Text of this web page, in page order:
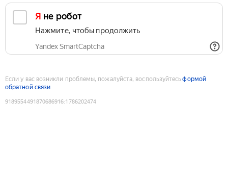
Я не робот
Нажмите, чтобы продолжить
Yandex SmartCaptcha
Если у вас возникли проблемы, пожалуйста, воспользуйтесьформой
обратной связи
9189554491870686916:1786202474